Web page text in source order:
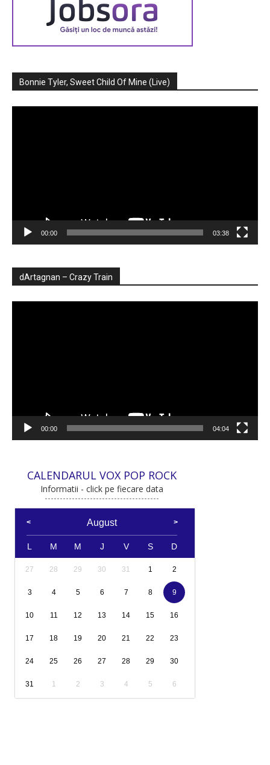
Bonnie Tyler, Sweet Child Of Mine (Live)
00:00 03:38
dArtagnan – Crazy Train
00:00 04:04
CALENDARUL VOX POP ROCK
Informatii - click pe fiecare data
August
L M M J V S D
27 28 29 30 31 1 2
3 4 5 6 7 8 9
10 11 12 13 14 15 16
17 18 19 20 21 22 23
24 25 26 27 28 29 30
31 1 2 3 4 5 6